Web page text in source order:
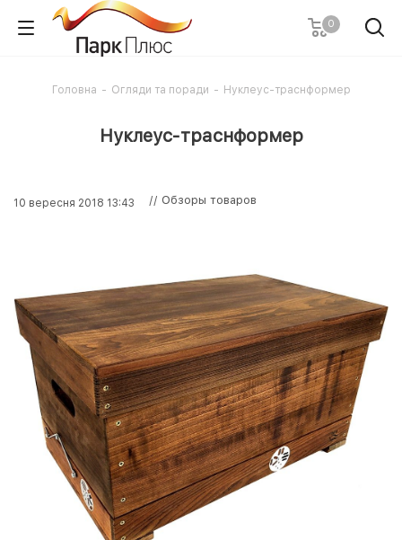
0
Головна - Огляди та поради - Нуклеус-траснформер
Нуклеус-траснформер
10 вересня 2018 13:43 // Обзоры товаров